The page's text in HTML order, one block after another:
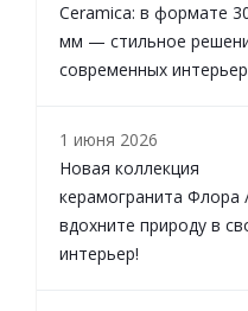
Ceramica: в формате
мм — стильное
современных
1 июня 2026
Новая коллекция
керамогранита Флора
вдохните природу в
интерьер!